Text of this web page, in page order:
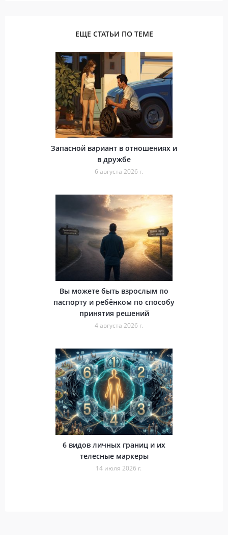
ЕЩЕ СТАТЬИ ПО ТЕМЕ
Запасной вариант в отношениях и
в дружбе
6 августа 2026 г.
Вы можете быть взрослым по
паспорту и ребёнком по способу
принятия решений
4 августа 2026 г.
6 видов личных границ и их
телесные маркеры
14 июля 2026 г.